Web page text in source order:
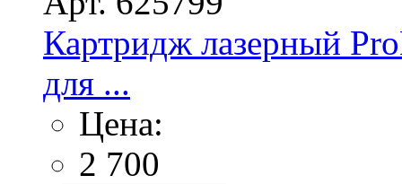
Картридж лазерный
для ...
Цена:
2 700